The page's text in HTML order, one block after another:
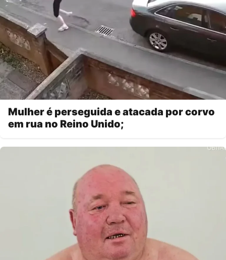
Mulher é perseguida e atacada por corvo
em rua no Reino Unido;